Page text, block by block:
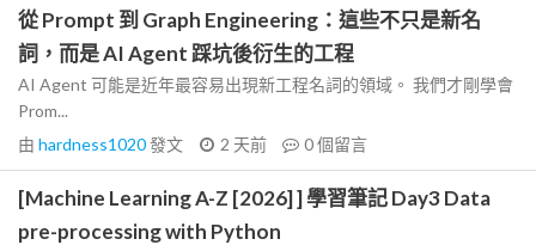
從 Prompt 到 Graph Engineering：這些不只是新名
詞，而是 AI Agent 踩坑後衍生的工程
AI Agent 可能是近年最容易出現新工程名詞的領域。 我們才剛學會
Prom...
由 hardness1020發文 2 天前 0個留言
[Machine Learning A-Z [2026] ] 學習筆記 Day3 Data
pre-processing with Python